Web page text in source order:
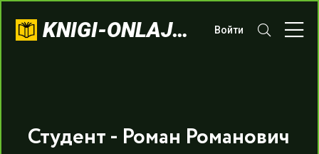
KNIGI-ONLAJN.COM Войти
Студент - Роман Романович